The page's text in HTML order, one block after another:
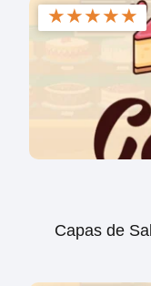
★★★★★
Capas de